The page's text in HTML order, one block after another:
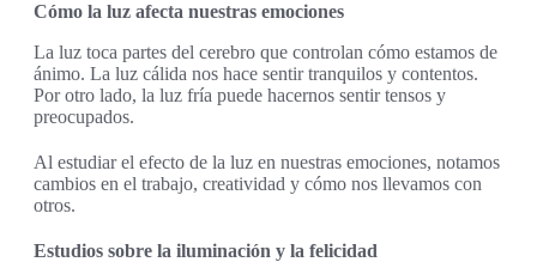
Cómo la luz afecta nuestras emociones
La luz toca partes del cerebro que controlan cómo estamos de
ánimo. La luz cálida nos hace sentir tranquilos y contentos.
Por otro lado, la luz fría puede hacernos sentir tensos y
preocupados.
Al estudiar el efecto de la luz en nuestras emociones, notamos
cambios en el trabajo, creatividad y cómo nos llevamos con
otros.
Estudios sobre la iluminación y la felicidad